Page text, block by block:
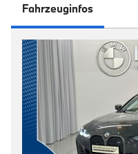
Fahrzeuginfos